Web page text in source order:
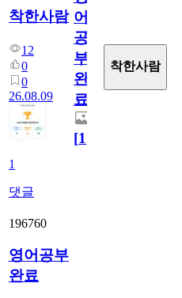
착한사람
12
0
0
26.08.09
1
댓글
어
공
부
완
료
[1]
착한사람
196760
영어공부
완료